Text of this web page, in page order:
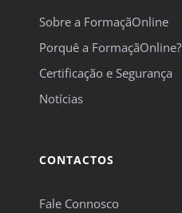
Sobre a FormaçãOnline
Porquê a FormaçãOnline?
Certificação e Segurança
Notícias
CONTACTOS
Fale Connosco